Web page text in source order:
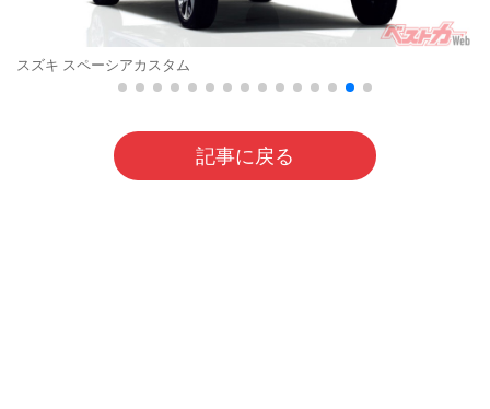
スズキ スペーシアカスタム
記事に戻る